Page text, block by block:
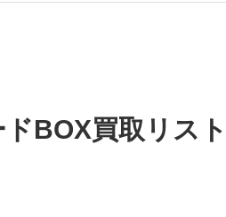
BOX買取リス